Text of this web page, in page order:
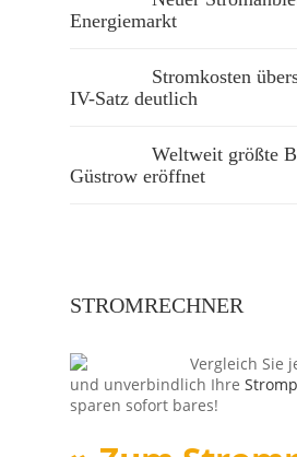
Energiemarkt
Stromkosten
IV-Satz deutlich
Weltweit größte
Güstrow eröffnet
STROMRECHNER
Vergleich Sie
und unverbindlich Ihre
sparen sofort bares!